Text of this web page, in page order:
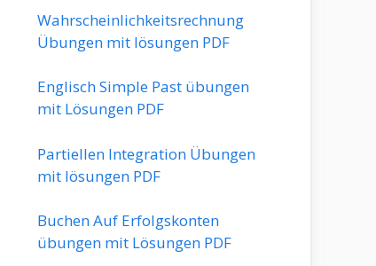
Wahrscheinlichkeitsrechnung
Übungen mit lösungen PDF
Englisch Simple Past übungen
mit Lösungen PDF
Partiellen Integration Übungen
mit lösungen PDF
Buchen Auf Erfolgskonten
übungen mit Lösungen PDF